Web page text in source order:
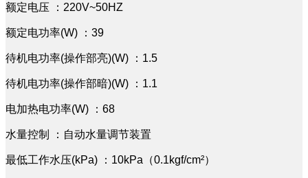
额定电压 ：220V~50HZ
额定电功率(W) ：39
待机电功率(操作部亮)(W) ：1.5
待机电功率(操作部暗)(W) ：1.1
电加热电功率(W) ：68
水量控制 ：自动水量调节装置
最低工作水压(kPa) ：10kPa（0.1kgf/cm²）